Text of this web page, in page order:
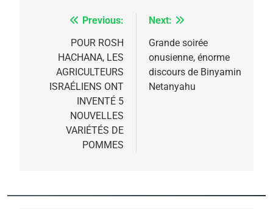
Navigation
l’article
Previous:
POUR ROSH
HACHANA, LES
AGRICULTEURS
ISRAÉLIENS ONT
INVENTÉ 5
NOUVELLES
VARIÉTÉS DE
POMMES
Next:
Grande soirée
onusienne, énorme
discours de Binyamin
Netanyahu
meurtrière selon le
rapport d’ADL contre
l’antisémitisme
FRANCE ISRAÉL
FIÈRE, DIGNE ET RÉSILIENTE :
POURQUOI JE REVENDIQUE
MA JUDAÏTE par Thérèse
Zrihen-Dvir
ISRAÉL
JUDAISME